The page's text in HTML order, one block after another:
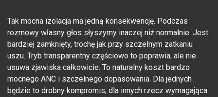
Tak mocna izolacja ma jedną konsekwencję. Podczas
rozmowy własny głos słyszymy inaczej niż normalnie. Jest
bardziej zamknięty, trochę jak przy szczelnym zatkaniu
uszu. Tryb transparentny częściowo to poprawia, ale nie
usuwa zjawiska całkowicie. To naturalny koszt bardzo
mocnego ANC i szczelnego dopasowania. Dla jednych
będzie to drobny kompromis, dla innych rzecz wymagająca